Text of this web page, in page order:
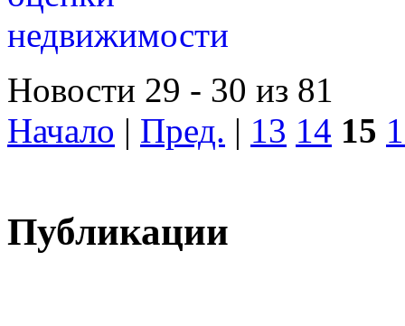
Новости 29 - 30 из 81
Начало | Пред. | 13 14 15
Публикации